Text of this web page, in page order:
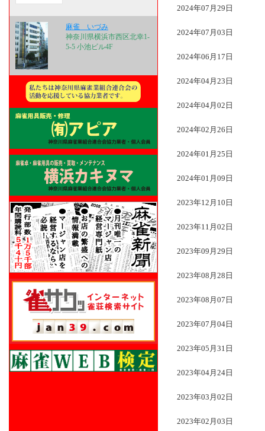
麻雀 いづみ
神奈川県横浜市西区北幸1-
5-5 小池ビル4F
2024年07月29日
2024年07月03日
2024年06月17日
2024年04月23日
2024年04月02日
2024年02月26日
2024年01月25日
2024年01月09日
2023年12月10日
2023年11月02日
2023年09月29日
2023年08月28日
2023年08月07日
2023年07月04日
2023年05月31日
2023年04月24日
2023年03月02日
2023年02月03日